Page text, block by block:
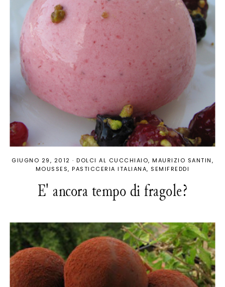
GIUGNO 29, 2012 · DOLCI AL CUCCHIAIO MAURIZIO SANTIN
MOUSSES PASTICCERIA ITALIANA SEMIFREDDI
E' ancora tempo di fragole?